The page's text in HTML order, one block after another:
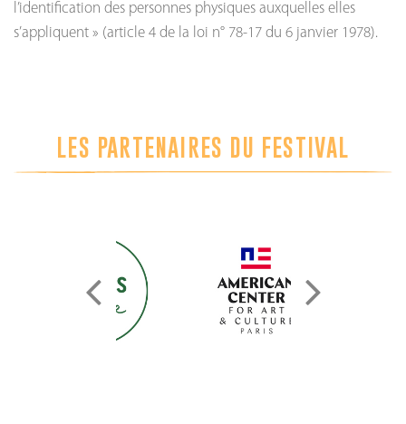
l’identification des personnes physiques auxquelles elles
s’appliquent » (article 4 de la loi n° 78-17 du 6 janvier 1978).
LES PARTENAIRES DU FESTIVAL